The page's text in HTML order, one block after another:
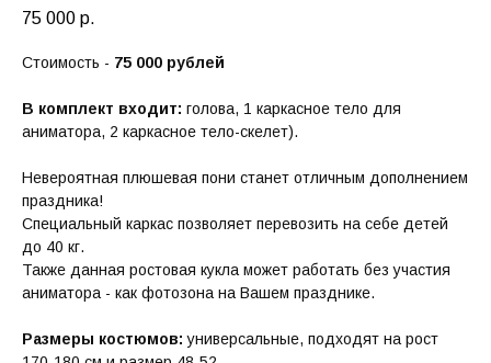
75 000 р.
Стоимость - 75 000 рублей
В комплект входит: голова, 1 каркасное тело для
аниматора, 2 каркасное тело-скелет).
Невероятная плюшевая пони станет отличным дополнением
праздника!
Специальный каркас позволяет перевозить на себе детей
до 40 кг.
Также данная ростовая кукла может работать без участия
аниматора - как фотозона на Вашем празднике.
Размеры костюмов: универсальные, подходят на рост